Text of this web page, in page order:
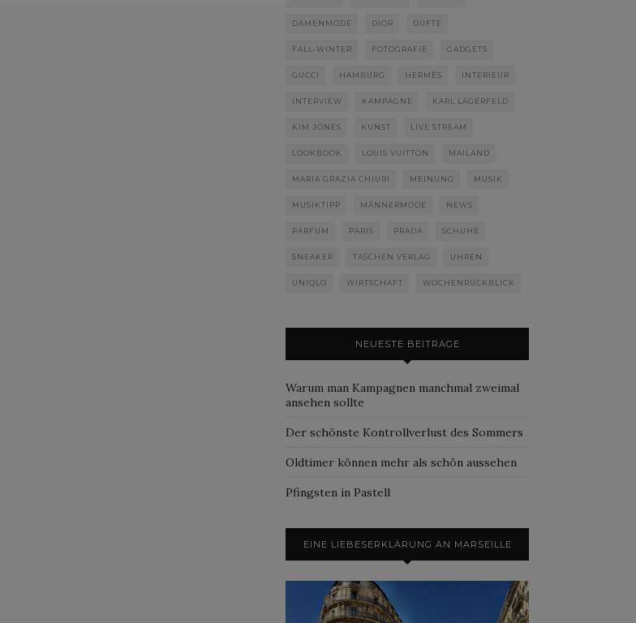
DAMENMODE DIOR DÜFTE
FALL-WINTER FOTOGRAFIE GADGETS
GUCCI HAMBURG HERMÈS INTERIEUR
INTERVIEW KAMPAGNE KARL LAGERFELD
KIM JONES KUNST LIVE STREAM
LOOKBOOK LOUIS VUITTON MAILAND
MARIA GRAZIA CHIURI MEINUNG MUSIK
MUSIKTIPP MÄNNERMODE NEWS
PARFUM PARIS PRADA SCHUHE
SNEAKER TASCHEN VERLAG UHREN
UNIQLO WIRTSCHAFT WOCHENRÜCKBLICK
NEUESTE BEITRÄGE
Warum man Kampagnen manchmal zweimal
ansehen sollte
Der schönste Kontrollverlust des Sommers
Oldtimer können mehr als schön aussehen
Pfingsten in Pastell
EINE LIEBESERKLÄRUNG AN MARSEILLE